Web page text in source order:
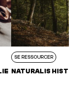
SE RESSOURCER
NATURALIS